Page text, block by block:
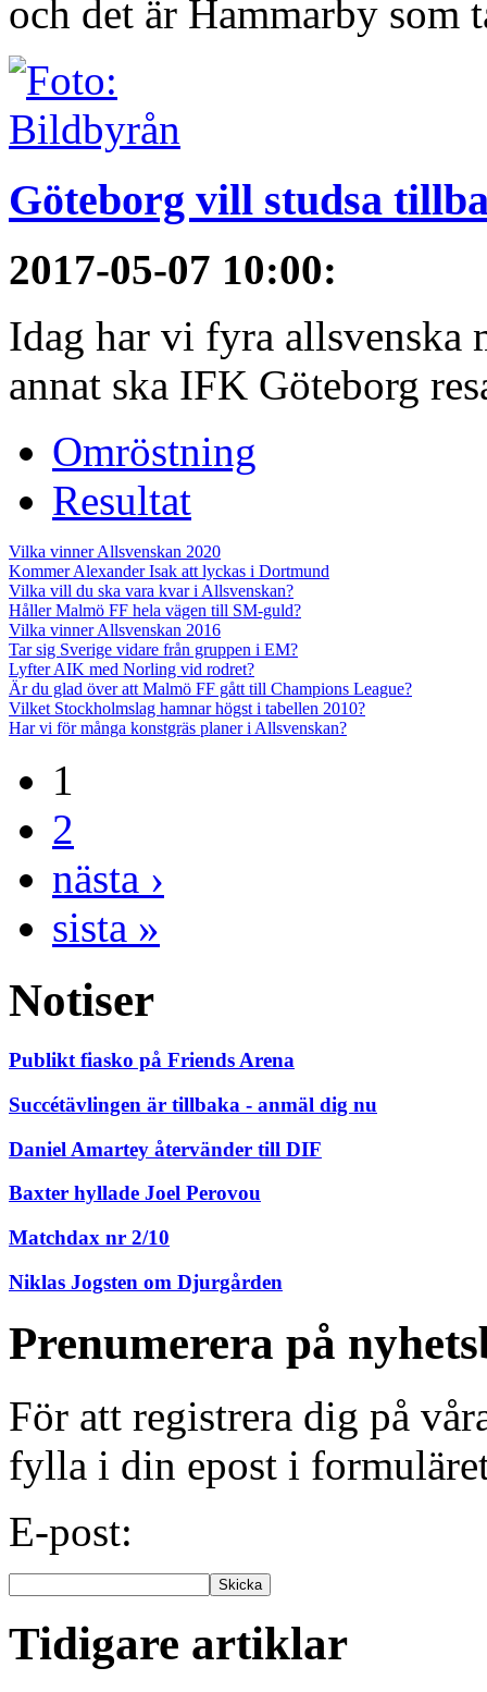
och det är Hammarby som
Göteborg vill studsa
2017-05-07 10:00:
Idag har vi fyra allsvenska
annat ska IFK Göteborg
Omröstning
Resultat
Vilka vinner Allsvenskan 2020
Kommer Alexander Isak att lyckas i Dortmund
Vilka vill du ska vara kvar i Allsvenskan?
Håller Malmö FF hela vägen till SM-guld?
Vilka vinner Allsvenskan 2016
Tar sig Sverige vidare från gruppen i EM?
Lyfter AIK med Norling vid rodret?
Är du glad över att Malmö FF gått till Champions League?
Vilket Stockholmslag hamnar högst i tabellen 2010?
Har vi för många konstgräs planer i Allsvenskan?
1
2
nästa ›
sista »
Notiser
Publikt fiasko på Friends Arena
Succétävlingen är tillbaka - anmäl dig nu
Daniel Amartey återvänder till DIF
Baxter hyllade Joel Perovou
Matchdax nr 2/10
Niklas Jogsten om Djurgården
Prenumerera på
För att registrera dig på
fylla i din epost i
E-post:
Tidigare artiklar